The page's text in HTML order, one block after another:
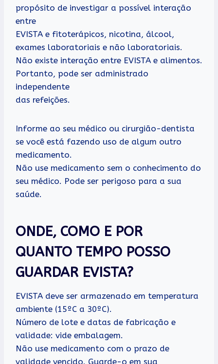
propósito de investigar a possível interação
entre
EVISTA e fitoterápicos, nicotina, álcool,
exames laboratoriais e não laboratoriais.
Não existe interação entre EVISTA e alimentos.
Portanto, pode ser administrado
independente
das refeições.
Informe ao seu médico ou cirurgião-dentista
se você está fazendo uso de algum outro
medicamento.
Não use medicamento sem o conhecimento do
seu médico. Pode ser perigoso para a sua
saúde.
ONDE, COMO E POR
QUANTO TEMPO POSSO
GUARDAR EVISTA?
EVISTA deve ser armazenado em temperatura
ambiente (15ºC a 30ºC).
Número de lote e datas de fabricação e
validade: vide embalagem.
Não use medicamento com o prazo de
validade vencido. Guarde-o em sua